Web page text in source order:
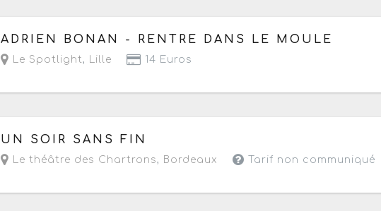
Du lundi 15 juin au lundi 12 octobre 2026
à partir de 21h
ADRIEN BONAN - RENTRE DANS LE MOULE
Le Spotlight, Lille 14 Euros
Du mercredi 1 juillet au jeudi 27 août 2026
UN SOIR SANS FIN
Le théâtre des Chartrons, Bordeaux Tarif non communiqué